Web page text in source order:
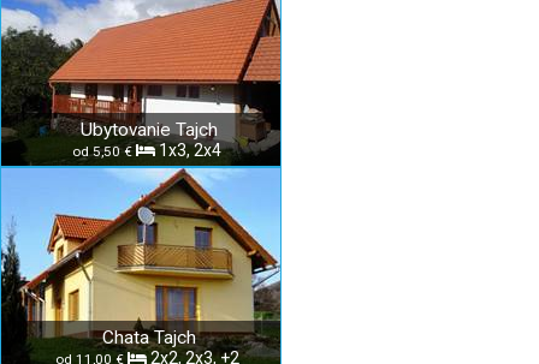
Ubytovanie Tajch
od 5,50 € 1x3, 2x4
Chata Tajch
od 11,00 € 2x2, 2x3, +2